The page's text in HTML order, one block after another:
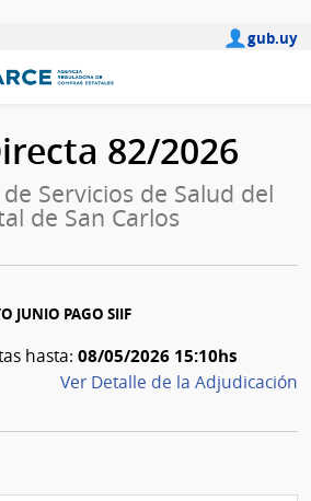
gub.uy
82/2026
Servicios de Salud del
de San Carlos
JUNIO PAGO SIIF
hasta: 08/05/2026 15:10hs
Ver Detalle de la Adjudicación